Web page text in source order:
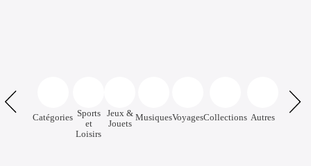
Catégories Sports
et
Loisirs
Jeux &
Jouets
MusiquesVoyagesCollections Autres